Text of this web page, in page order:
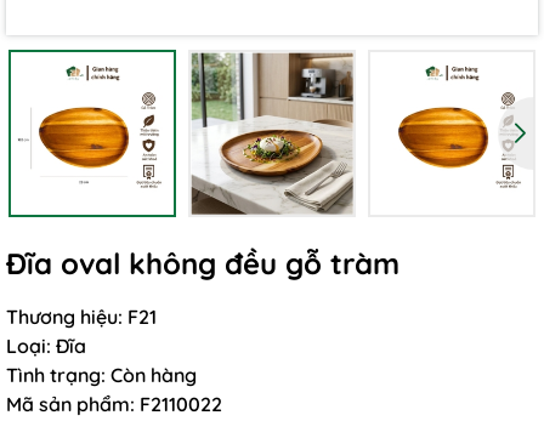
Đĩa oval không đều gỗ tràm
Thương hiệu: F21
Loại: Đĩa
Tình trạng: Còn hàng
Mã sản phẩm: F2110022